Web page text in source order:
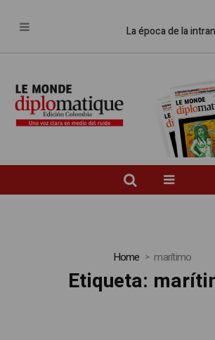
La época de la
Home marítimo
Etiqueta: